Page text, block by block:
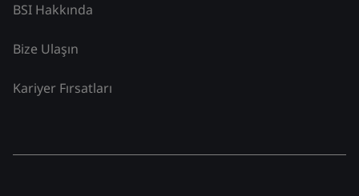
BSI Hakkında
Bize Ulaşın
Kariyer Fırsatları